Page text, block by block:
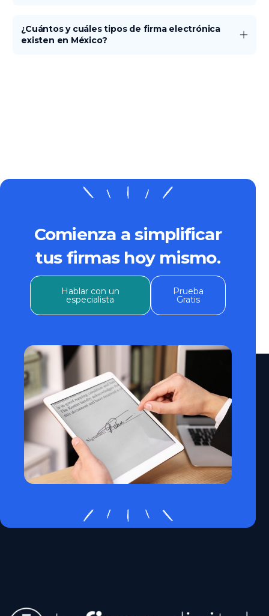
¿Cuántos y cuáles tipos de firma electrónica
existen en México?
Comienza a simplificar
tus firmas hoy mismo.
Hablar con un
especialista
Prueba
Gratis